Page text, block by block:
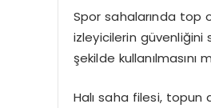
Spor sahalarında top
izleyicilerin güvenliğini
şekilde kullanılmasını
Halı saha filesi, topun